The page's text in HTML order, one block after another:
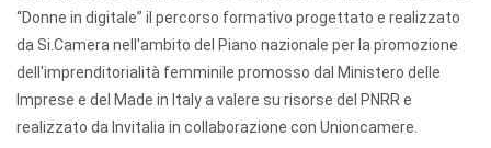
“Donne in digitale” il percorso formativo progettato e realizzato
da Si.Camera nell'ambito del Piano nazionale per la promozione
dell'imprenditorialità femminile promosso dal Ministero delle
Imprese e del Made in Italy a valere su risorse del PNRR e
realizzato da Invitalia in collaborazione con Unioncamere.